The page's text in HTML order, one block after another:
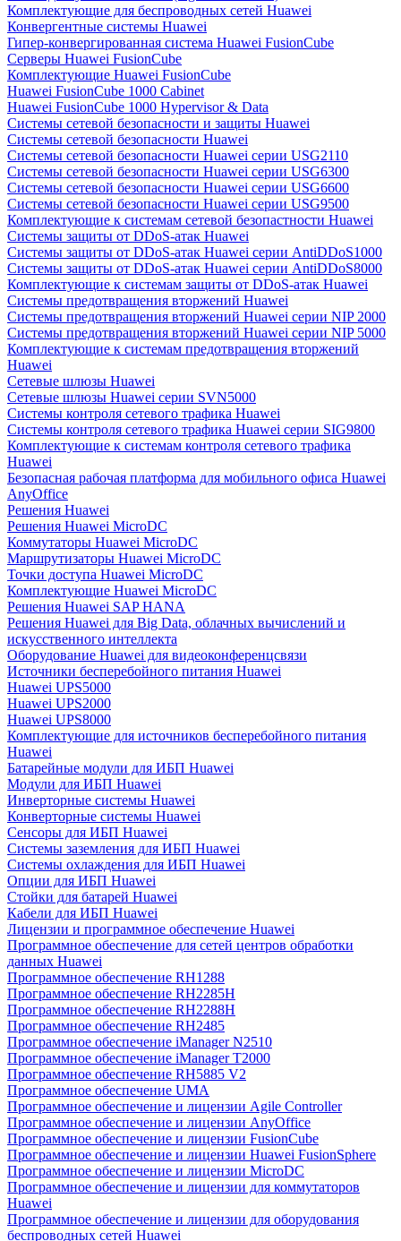
Комплектующие для беспроводных сетей Huawei
Конвергентные системы Huawei
Гипер-конвергированная система Huawei FusionCube
Серверы Huawei FusionCube
Комплектующие Huawei FusionCube
Huawei FusionCube 1000 Cabinet
Huawei FusionCube 1000 Hypervisor & Data
Системы сетевой безопасности и защиты Huawei
Системы сетевой безопасности Huawei
Системы сетевой безопасности Huawei серии USG2110
Системы сетевой безопасности Huawei серии USG6300
Системы сетевой безопасности Huawei серии USG6600
Системы сетевой безопасности Huawei серии USG9500
Комплектующие к системам сетевой безопастности Huawei
Системы защиты от DDoS-атак Huawei
Системы защиты от DDoS-атак Huawei серии AntiDDoS1000
Системы защиты от DDoS-атак Huawei серии AntiDDoS8000
Комплектующие к системам защиты от DDoS-атак Huawei
Системы предотвращения вторжений Huawei
Системы предотвращения вторжений Huawei серии NIP 2000
Системы предотвращения вторжений Huawei серии NIP 5000
Комплектующие к системам предотвращения вторжений
Huawei
Сетевые шлюзы Huawei
Сетевые шлюзы Huawei серии SVN5000
Системы контроля сетевого трафика Huawei
Системы контроля сетевого трафика Huawei серии SIG9800
Комплектующие к системам контроля сетевого трафика
Huawei
Безопасная рабочая платформа для мобильного офиса Huawei
AnyOffice
Решения Huawei
Решения Huawei MicroDC
Коммутаторы Huawei MicroDC
Маршрутизаторы Huawei MicroDC
Точки доступа Huawei MicroDC
Комплектующие Huawei MicroDC
Решения Huawei SAP HANA
Решения Huawei для Big Data, облачных вычислений и
искусственного интеллекта
Оборудование Huawei для видеоконференцсвязи
Источники бесперебойного питания Huawei
Huawei UPS5000
Huawei UPS2000
Huawei UPS8000
Комплектующие для источников бесперебойного питания
Huawei
Батарейные модули для ИБП Huawei
Модули для ИБП Huawei
Инверторные системы Huawei
Конверторные системы Huawei
Сенсоры для ИБП Huawei
Системы заземления для ИБП Huawei
Системы охлаждения для ИБП Huawei
Опции для ИБП Huawei
Стойки для батарей Huawei
Кабели для ИБП Huawei
Лицензии и программное обеспечение Huawei
Программное обеспечение для сетей центров обработки
данных Huawei
Программное обеспечение RH1288
Программное обеспечение RH2285H
Программное обеспечение RH2288H
Программное обеспечение RH2485
Программное обеспечение iManager N2510
Программное обеспечение iManager T2000
Программное обеспечение RH5885 V2
Программное обеспечение UMA
Программное обеспечение и лицензии Agile Controller
Программное обеспечение и лицензии AnyOffice
Программное обеспечение и лицензии FusionCube
Программное обеспечение и лицензии Huawei FusionSphere
Программное обеспечение и лицензии MicroDC
Программное обеспечение и лицензии для коммутаторов
Huawei
Программное обеспечение и лицензии для оборудования
беспроводных сетей Huawei